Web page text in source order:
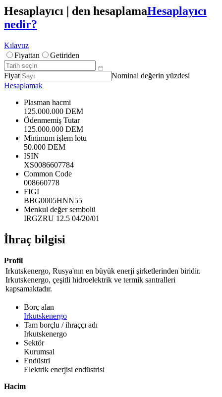
Hesaplayıcı | den hesaplamaHesaplayıcı
nedir?
Kılavuz
Fiyattan
Getiriden
Fiyat
Nominal değerin yüzdesi
Hesaplamak
Plasman hacmi
125.000.000 DEM
Ödenmemiş Tutar
125.000.000 DEM
Minimum işlem lotu
50.000 DEM
ISIN
XS0086607784
Common Code
008660778
FIGI
BBG0005HNN55
Menkul değer sembolü
IRGZRU 12.5 04/20/01
İhraç bilgisi
Profil
Irkutskenergo, Rusya'nın en büyük enerji şirketlerinden biridir.
Irkutskenergo, çeşitli hidroelektrik ve termik santralleri
kapsamaktadır.
Borç alan
Irkutskenergo
Tam borçlu / ihraççı adı
Irkutskenergo
Sektör
Kurumsal
Endüstri
Elektrik enerjisi endüstrisi
Hacim